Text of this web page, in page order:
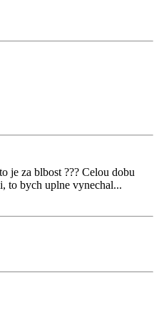
je za blbost ??? Celou dobu
to bych uplne vynechal...